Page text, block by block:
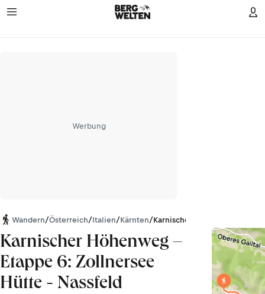
Werbung
Wandern/Österreich/Italien/Kärnten/Karnischer Hauptkamm
Karnischer Höhenweg –
Etappe 6: Zollnersee
Hütte - Nassfeld